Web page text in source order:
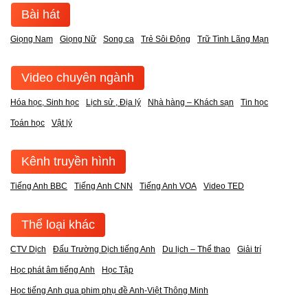
Bài hát
Giọng Nam Giọng Nữ Song ca Trẻ Sôi Động Trữ Tình Lãng Mạn
Video chuyên ngành
Hóa học, Sinh học Lịch sử , Địa lý Nhà hàng – Khách sạn Tin học
Toán học Vật lý
Kênh truyền hình
Tiếng Anh BBC Tiếng Anh CNN Tiếng Anh VOA Video TED
Thể loại khác
CTV Dịch Đấu Trường Dịch tiếng Anh Du lịch – Thể thao Giải trí
Học phát âm tiếng Anh Học Tập
Học tiếng Anh qua phim phụ đề Anh-Việt Thông Minh